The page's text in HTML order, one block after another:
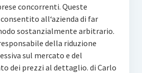
concorrenti. Queste
all‘azienda di far
sostanzialmente arbitrario.
della riduzione
sul mercato e del
dei prezzi al dettaglio. di Carlo